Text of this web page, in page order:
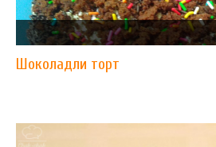
Шоколадли торт